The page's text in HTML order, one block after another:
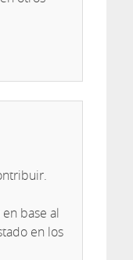
base al
en los